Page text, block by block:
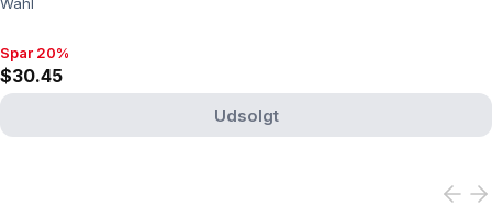
Spar 20%, $30.45
Spar 20%
$30.45
Udsolgt